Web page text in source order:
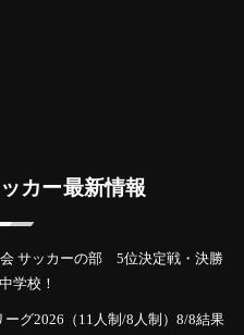
カー最新情報
サッカーの部 5位決定戦・決勝
学校！
ーグ2026（11人制/8人制）8/8結果